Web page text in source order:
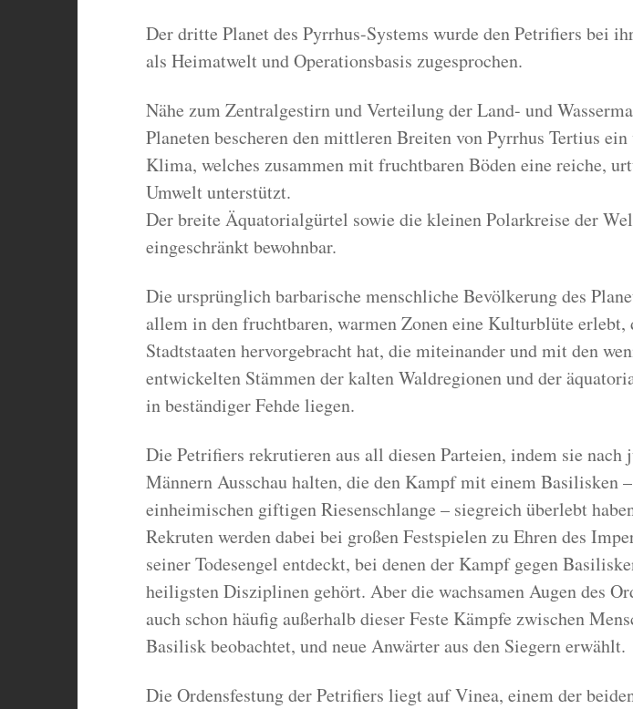
Der dritte Planet des Pyrrhus-Systems wurde den Petrifiers bei
als Heimatwelt und Operationsbasis zugesprochen.
Nähe zum Zentralgestirn und Verteilung der Land- und
Planeten bescheren den mittleren Breiten von Pyrrhus Tertius ein
Klima, welches zusammen mit fruchtbaren Böden eine reiche,
Umwelt unterstützt.
Der breite Äquatorialgürtel sowie die kleinen Polarkreise der
eingeschränkt bewohnbar.
Die ursprünglich barbarische menschliche Bevölkerung des
allem in den fruchtbaren, warmen Zonen eine Kulturblüte erlebt,
Stadtstaaten hervorgebracht hat, die miteinander und mit den
entwickelten Stämmen der kalten Waldregionen und der
in beständiger Fehde liegen.
Die Petrifiers rekrutieren aus all diesen Parteien, indem sie nach
Männern Ausschau halten, die den Kampf mit einem Basilisken
einheimischen giftigen Riesenschlange – siegreich überlebt
Rekruten werden dabei bei großen Festspielen zu Ehren des
seiner Todesengel entdeckt, bei denen der Kampf gegen
heiligsten Disziplinen gehört. Aber die wachsamen Augen des
auch schon häufig außerhalb dieser Feste Kämpfe zwischen
Basilisk beobachtet, und neue Anwärter aus den Siegern erwählt.
Die Ordensfestung der Petrifiers liegt auf Vinea, einem der